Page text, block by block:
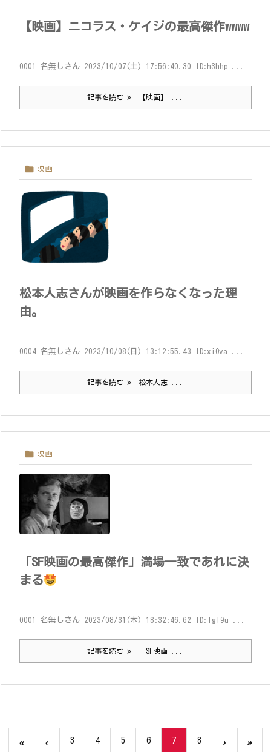
【映画】ニコラス・ケイジの最高傑作wwww
0001 名無しさん 2023/10/07(土) 17:56:40.30 ID:h3hhp ...
記事を読む 【映画】 ...
 映画
松本人志さんが映画を作らなくなった理
由。
0004 名無しさん 2023/10/08(日) 13:12:55.43 ID:xiOva ...
記事を読む 松本人志 ...
 映画
「SF映画の最高傑作」満場一致であれに決
まる
0001 名無しさん 2023/08/31(木) 18:32:46.62 ID:Tgl9u ...
記事を読む 「SF映画 ...
« ‹ 3 4 5 6 7 8 › »